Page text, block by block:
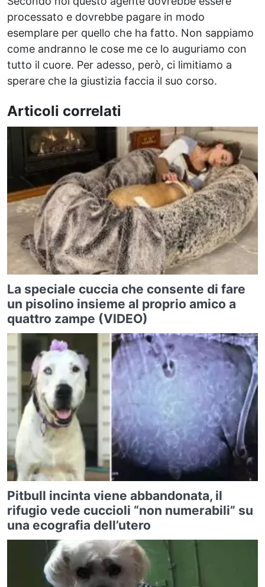
processato e dovrebbe pagare in modo
esemplare per quello che ha fatto. Non sappiamo
come andranno le cose me ce lo auguriamo con
tutto il cuore. Per adesso, però, ci limitiamo a
sperare che la giustizia faccia il suo corso.
Articoli correlati
La speciale cuccia che consente di fare
un pisolino insieme al proprio amico a
quattro zampe (VIDEO)
Pitbull incinta viene abbandonata, il
rifugio vede cuccioli “non numerabili” su
una ecografia dell’utero